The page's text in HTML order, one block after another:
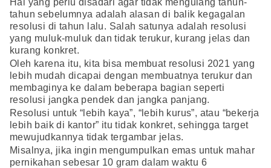
Hal yang perlu disadari agar tidak mengulang tahun-
tahun sebelumnya adalah alasan di balik kegagalan
resolusi di tahun lalu. Salah satunya adalah resolusi
yang muluk-muluk dan tidak terukur, kurang jelas dan
kurang konkret.
Oleh karena itu, kita bisa membuat resolusi 2021 yang
lebih mudah dicapai dengan membuatnya terukur dan
membaginya ke dalam beberapa bagian seperti
resolusi jangka pendek dan jangka panjang.
Resolusi untuk “lebih kaya”, “lebih kurus”, atau “bekerja
lebih baik di kantor” itu tidak konkret, sehingga target
mewujudkannya tidak tergambar jelas.
Misalnya, jika ingin mengumpulkan emas untuk mahar
pernikahan sebesar 10 gram dalam waktu 6